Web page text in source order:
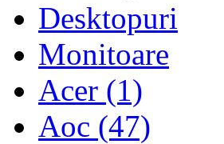
Desktopuri
Monitoare
Acer (1)
Aoc (47)